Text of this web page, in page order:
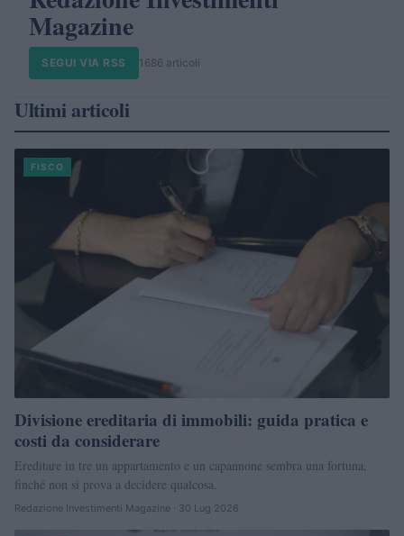
Magazine
SEGUI VIA RSS 1686 articoli
Ultimi articoli
FISCO
Divisione ereditaria di immobili: guida pratica e
costi da considerare
Ereditare in tre un appartamento e un capannone sembra una fortuna,
finché non si prova a decidere qualcosa.
Redazione Investimenti Magazine · 30 Lug 2026